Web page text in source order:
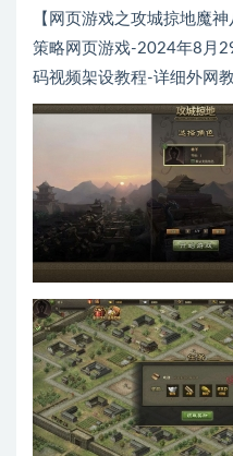
【网页游戏之攻城掠地魔
策略网页游戏-2024年8月
码视频架设教程-详细外网教